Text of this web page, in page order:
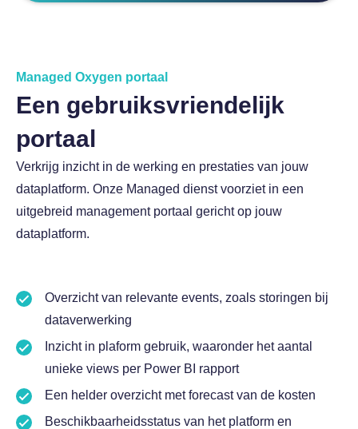
Managed Oxygen portaal
Een gebruiksvriendelijk
portaal
Verkrijg inzicht in de werking en prestaties van jouw
dataplatform. Onze Managed dienst voorziet in een
uitgebreid management portaal gericht op jouw
dataplatform.
Overzicht van relevante events, zoals storingen bij
dataverwerking
Inzicht in plaform gebruik, waaronder het aantal
unieke views per Power BI rapport
Een helder overzicht met forecast van de kosten
Beschikbaarheidsstatus van het platform en